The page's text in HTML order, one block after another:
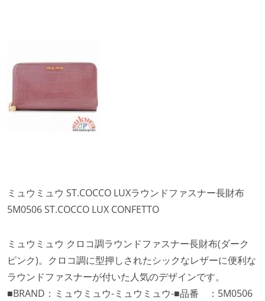
ミュウミュウ ST.COCCO LUXラウンドファスナー長財布
5M0506 ST.COCCO LUX CONFETTO
ミュウミュウ クロコ調ラウンドファスナー長財布(ダーク
ピンク)。クロコ調に型押しされたシックなレザーに便利な
ラウンドファスナーが付いた人気のデザインです。
■BRAND：ミュウミュウ-ミュウミュウ-■品番 ：5M0506